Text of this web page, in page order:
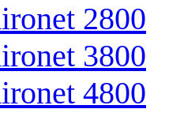
2800
3800
4800